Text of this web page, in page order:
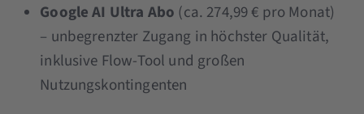
Google AI Ultra Abo (ca. 274,99 € pro Monat)
– unbegrenzter Zugang in höchster Qualität,
inklusive Flow-Tool und großen
Nutzungskontingenten